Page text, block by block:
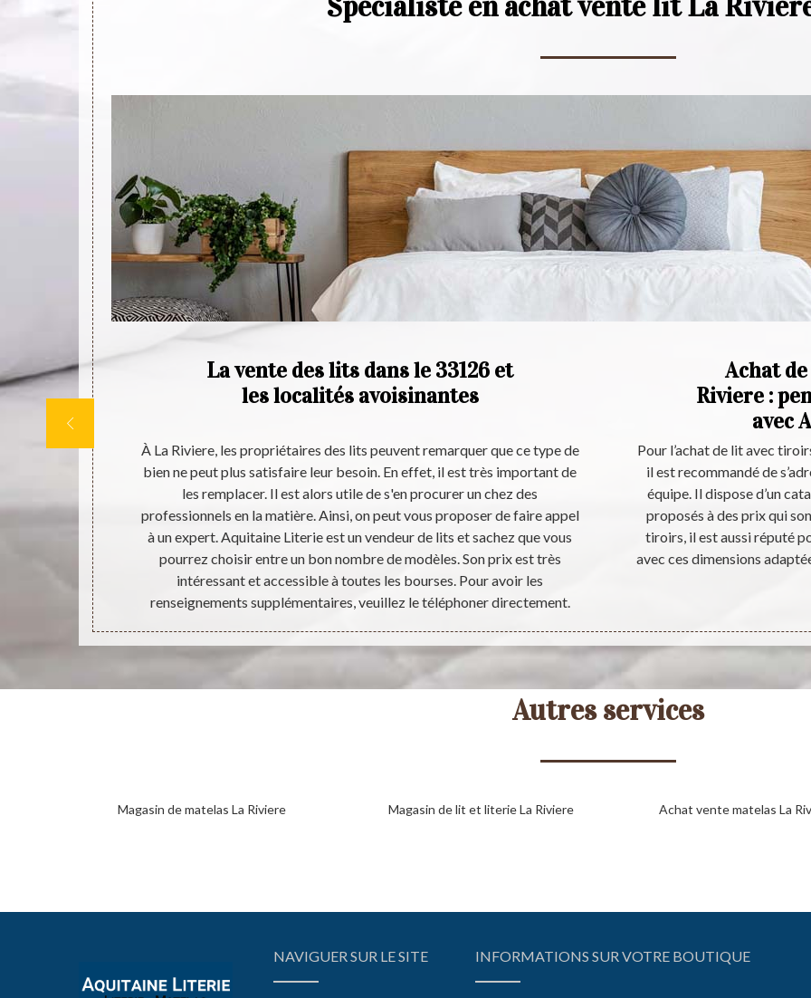
Spécialiste en achat vente lit La
environs
La vente des lits dans le 33126 et
les localités avoisinantes
À La Riviere, les propriétaires des lits peuvent remarquer que ce type de
bien ne peut plus satisfaire leur besoin. En effet, il est très important de
les remplacer. Il est alors utile de s'en procurer un chez des
professionnels en la matière. Ainsi, on peut vous proposer de faire appel
à un expert. Aquitaine Literie est un vendeur de lits et sachez que vous
pourrez choisir entre un bon nombre de modèles. Son prix est très
intéressant et accessible à toutes les bourses. Pour avoir les
renseignements supplémentaires, veuillez le téléphoner directement.
Achat
Riviere :
avec
Pour l’achat de lit avec
il est recommandé de
équipe. Il dispose d’un
proposés à des prix qui
tiroirs, il est aussi réputé
avec ces dimensions
Autres services
Magasin de matelas La Riviere Magasin de lit et literie La Riviere Achat vente matelas La
NAVIGUER SUR LE SITE INFORMATIONS SUR VOTRE BOUTIQUE